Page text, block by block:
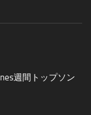
週間トップソン